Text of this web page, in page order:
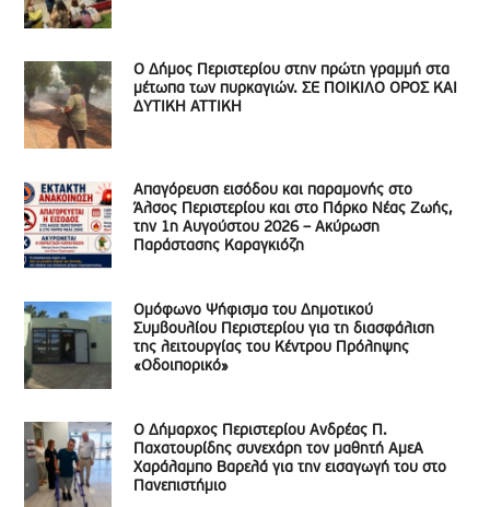
Ο Δήμος Περιστερίου στην πρώτη γραμμή στα
μέτωπα των πυρκαγιών. ΣΕ ΠΟΙΚΙΛΟ ΟΡΟΣ ΚΑΙ
ΔΥΤΙΚΗ ΑΤΤΙΚΗ
Απαγόρευση εισόδου και παραμονής στο
Άλσος Περιστερίου και στο Πάρκο Νέας Ζωής,
την 1η Αυγούστου 2026 – Ακύρωση
Παράστασης Καραγκιόζη
Ομόφωνο Ψήφισμα του Δημοτικού
Συμβουλίου Περιστερίου για τη διασφάλιση
της λειτουργίας του Κέντρου Πρόληψης
«Οδοιπορικό»
Ο Δήμαρχος Περιστερίου Ανδρέας Π.
Παχατουρίδης συνεχάρη τον μαθητή ΑμεΑ
Χαράλαμπο Βαρελά για την εισαγωγή του στο
Πανεπιστήμιο